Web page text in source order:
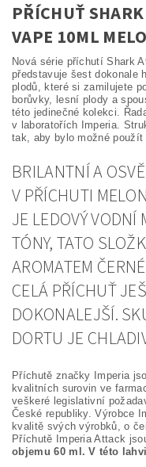
PŘÍCHUŤ
VAPE 10ML
Nová série příchutí Shark
představuje šest dokonale
plodů, které si zamilujete
borůvky, lesní plody a
této jedinečné kolekci.
v laboratořích Imperia.
tak, aby bylo možné použít
BRILANTNÍ A
V PŘÍCHUTI
JE LEDOVÝ VODNÍ
TÓNY, TATO
AROMATEM
CELÁ PŘÍCHUŤ
DOKONALEJŠÍ.
DORTU JE
Příchutě značky Imperia
kvalitních surovin ve
veškeré legislativní
České republiky. Výrobce
kvalitě svých výrobků, o
Příchutě Imperia Attack
objemu 60 ml. V této